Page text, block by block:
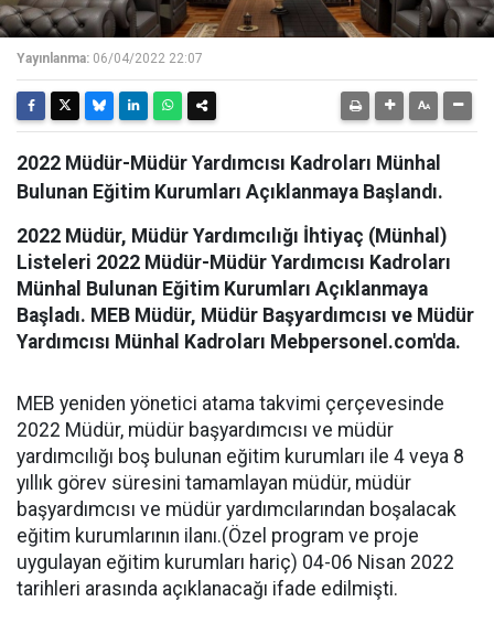
Yayınlanma: 06/04/2022 22:07
2022 Müdür-Müdür Yardımcısı Kadroları Münhal
Bulunan Eğitim Kurumları Açıklanmaya Başlandı.
2022 Müdür, Müdür Yardımcılığı İhtiyaç (Münhal)
Listeleri 2022 Müdür-Müdür Yardımcısı Kadroları
Münhal Bulunan Eğitim Kurumları Açıklanmaya
Başladı. MEB Müdür, Müdür Başyardımcısı ve Müdür
Yardımcısı Münhal Kadroları Mebpersonel.com'da.
MEB yeniden yönetici atama takvimi çerçevesinde
2022 Müdür, müdür başyardımcısı ve müdür
yardımcılığı boş bulunan eğitim kurumları ile 4 veya 8
yıllık görev süresini tamamlayan müdür, müdür
başyardımcısı ve müdür yardımcılarından boşalacak
eğitim kurumlarının ilanı.(Özel program ve proje
uygulayan eğitim kurumları hariç) 04-06 Nisan 2022
tarihleri arasında açıklanacağı ifade edilmişti.